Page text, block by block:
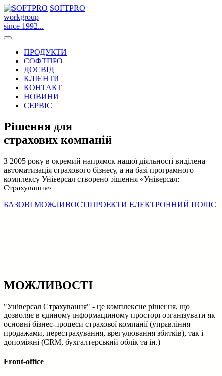
SOFTPRO
workgroup
since 1992...
ПРОДУКТИ
СОФТПРО
ДОСВІД
КЛІЄНТИ
КОНТАКТ
НОВИНИ
СЕРВІС
Рішення для
страхових компаній
З 2005 року в окремий напрямок нашої діяльності виділена
автоматизація страхового бізнесу, а на базі програмного
комплексу Універсал створено рішення «Універсал:
Страхування»
БАЗОВІ МОЖЛИВОСТІПРОЕКТИ ЕЛЕКТРОННИЙ ПОЛІС
МОЖЛИВОСТІ
"Універсал Страхування" - це комплексне рішення, що
дозволяє в єдиному інформаційному просторі організувати як
основні бізнес-процеси страхової компанії (управління
продажами, перестрахування, врегулювання збитків), так і
допоміжні (CRM, бухгалтерський облік та ін.)
Front-office